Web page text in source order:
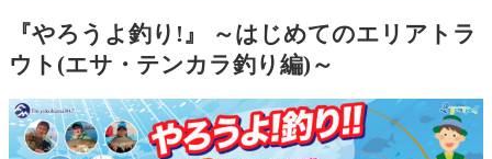
『やろうよ釣り!』 ～はじめてのエリアトラ
ウト(エサ・テンカラ釣り編)～